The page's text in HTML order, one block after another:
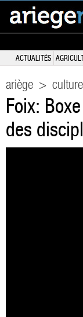
ACTUALITÉS
ariège > culture
Foix:
des